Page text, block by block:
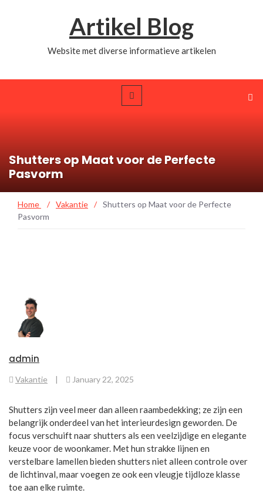
Artikel Blog
Website met diverse informatieve artikelen
Shutters op Maat voor de Perfecte
Pasvorm
Home / Vakantie / Shutters op Maat voor de Perfecte
Pasvorm
admin
Vakantie | January 22, 2025
Shutters zijn veel meer dan alleen raambedekking; ze zijn een
belangrijk onderdeel van het interieurdesign geworden. De
focus verschuift naar shutters als een veelzijdige en elegante
keuze voor de woonkamer. Met hun strakke lijnen en
verstelbare lamellen bieden shutters niet alleen controle over
de lichtinval, maar voegen ze ook een vleugje tijdloze klasse
toe aan elke ruimte.